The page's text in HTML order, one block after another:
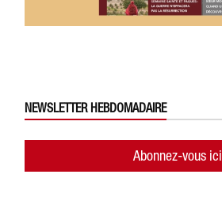
NEWSLETTER HEBDOMADAIRE
Abonnez-vous ici